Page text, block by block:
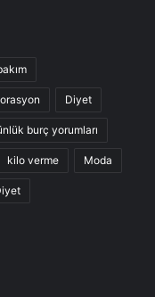
Diyet
burç yorumları
kilo verme Moda